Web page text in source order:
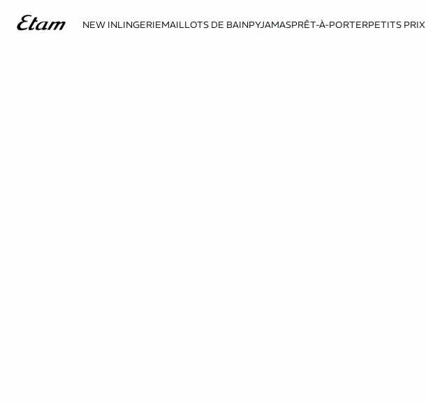
NEW INLINGERIEMAILLOTS DE BAINPYJAMASPRÊT-À-PORTERPETITS PRIX